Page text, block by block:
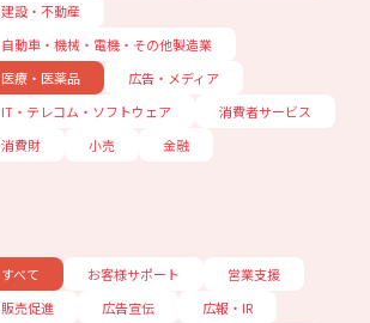
建設・不動産
自動車・機械・電機・その他製造業
医療・医薬品
広告・メディア
IT・テレコム・ソフトウェア
消費者サービス
消費財
小売 金融
すべて お客様サポート
営業支援
販売促進
広告宣伝
広報・IR